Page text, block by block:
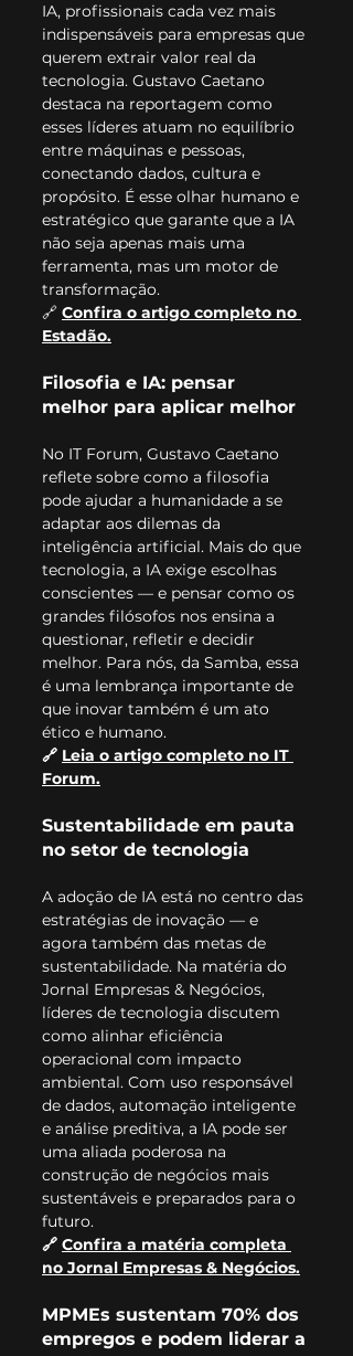
IA, profissionais cada vez mais
indispensáveis para empresas que
querem extrair valor real da
tecnologia. Gustavo Caetano
destaca na reportagem como
esses líderes atuam no equilíbrio
entre máquinas e pessoas,
conectando dados, cultura e
propósito. É esse olhar humano e
estratégico que garante que a IA
não seja apenas mais uma
ferramenta, mas um motor de
transformação.
🔗 Confira o artigo completo no
Estadão.
Filosofia e IA: pensar
melhor para aplicar melhor
No IT Forum, Gustavo Caetano
reflete sobre como a filosofia
pode ajudar a humanidade a se
adaptar aos dilemas da
inteligência artificial. Mais do que
tecnologia, a IA exige escolhas
conscientes — e pensar como os
grandes filósofos nos ensina a
questionar, refletir e decidir
melhor. Para nós, da Samba, essa
é uma lembrança importante de
que inovar também é um ato
ético e humano.
🔗 Leia o artigo completo no IT
Forum.
Sustentabilidade em pauta
no setor de tecnologia
A adoção de IA está no centro das
estratégias de inovação — e
agora também das metas de
sustentabilidade. Na matéria do
Jornal Empresas & Negócios,
líderes de tecnologia discutem
como alinhar eficiência
operacional com impacto
ambiental. Com uso responsável
de dados, automação inteligente
e análise preditiva, a IA pode ser
uma aliada poderosa na
construção de negócios mais
sustentáveis e preparados para o
futuro.
🔗 Confira a matéria completa
no Jornal Empresas & Negócios.
MPMEs sustentam 70% dos
empregos e podem liderar a